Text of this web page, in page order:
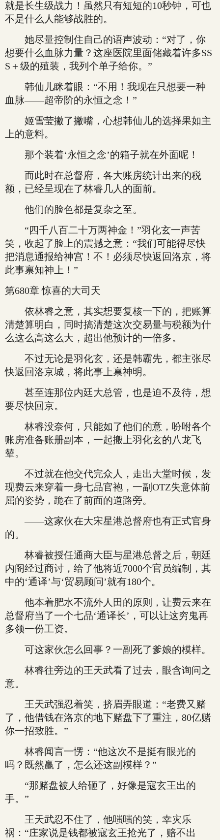
就是长生级战力！虽然只有短短的10秒钟，可也
不是什么人能够战胜的。
她尽量控制住自己的语声波动：“对了，你
想要什么血脉力量？这座医院里面储藏着许多SS
S＋级的殖装，我列个单子给你。”
韩仙儿眯着眼：“不用！我现在只想要一种
血脉——超帝阶的永恒之念！”
姬雪莹撇了撇嘴，心想韩仙儿的选择果如主
上的意料。
那个装着‘永恒之念’的箱子就在外面呢！
而此时在总督府，各大账房统计出来的税
额，已经呈现在了林睿几人的面前。
他们的脸色都是复杂之至。
“四千八百二十万两神金！”羽化玄一声苦
笑，收起了脸上的震撼之意：“我们可能得尽快
把消息通报给神宫！不！必须尽快返回洛京，将
此事禀知神上！”
第680章 惊喜的大司天
依林睿之意，其实想要复核一下的，把账算
清楚算明白，同时搞清楚这次交易量与税额为什
么这么高这么大，超出他预计的一倍多。
不过无论是羽化玄，还是韩霸先，都主张尽
快返回洛京城，将此事上禀神明。
甚至连那位内廷大总管，也是迫不及待，想
要尽快回京。
林睿没奈何，只能如了他们的意，吩咐各个
账房准备账册副本，一起搬上羽化玄的八龙飞
辇。
不过就在他交代完众人，走出大堂时候，发
现费云来穿着一身七品官袍，一副OTZ失意体前
屈的姿势，跪在了前面的道路旁。
——这家伙在大宋星港总督府也有正式官身
的。
林睿被授任通商大臣与星港总督之后，朝廷
内阁经过商讨，给了他将近7000个官员编制，其
中的‘通译’与‘贸易顾问’就有180个。
他本着肥水不流外人田的原则，让费云来在
总督府当了一个七品‘通译长’，可以让这穷鬼再
多领一份工资。
可这家伙怎么回事？一副死了爹娘的模样。
林睿往旁边的王天武看了过去，眼含询问之
意。
王天武强忍着笑，挤眉弄眼道：“老费又赌
了，他借钱在洛京的地下赌盘下了重注，80亿赌
你一招致胜。”
林睿闻言一愣：“他这次不是挺有眼光的
吗？既然赢了，怎么还这副模样？”
“那赌盘被人给砸了，好像是寇玄王出的
手。”
王天武忍不住了，他嗤嗤的笑，幸灾乐
祸：“庄家说是钱都被寇玄王抢光了，赔不出